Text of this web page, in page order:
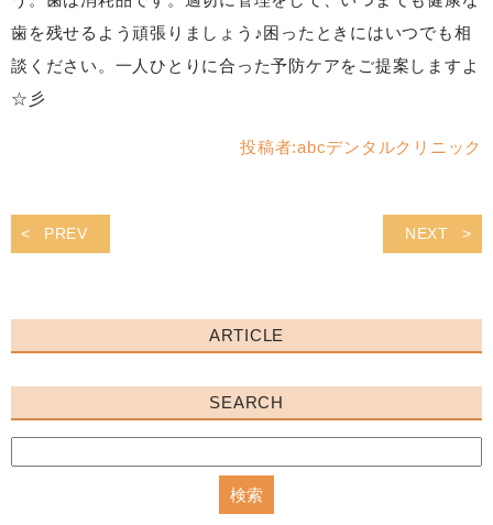
歯を残せるよう頑張りましょう♪困ったときにはいつでも相
談ください。一人ひとりに合った予防ケアをご提案しますよ
☆彡
投稿者:abcデンタルクリニック
PREV NEXT
ARTICLE
SEARCH